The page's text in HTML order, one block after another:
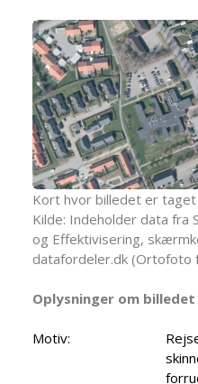
Kort hvor billedet er
Kilde: Indeholder data fra
og Effektivisering,
datafordeler.dk (Ortofoto
Oplysninger om billedet
Motiv: